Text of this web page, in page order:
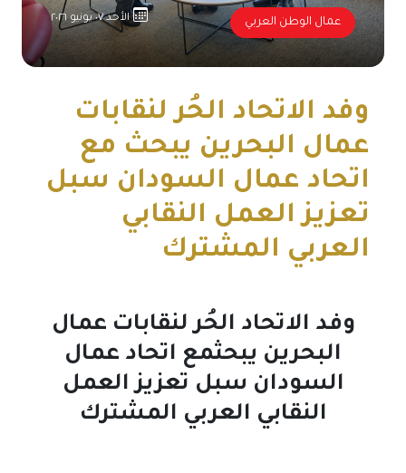
عمال الوطن العربي الأحد ٠٧ يونيو ٢٠٢٦
وفد الاتحاد الحُر لنقابات
عمال البحرين يبحث مع
اتحاد عمال السودان سبل
تعزيز العمل النقابي
العربي المشترك
وفد الاتحاد الحُر لنقابات عمال
البحرين يبحثمع اتحاد عمال
السودان سبل تعزيز العمل
النقابي العربي المشترك